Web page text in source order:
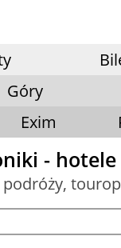
Góry
Exim
-